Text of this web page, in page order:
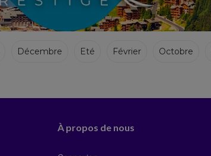
Décembre Eté Février Octobre
À propos de nous